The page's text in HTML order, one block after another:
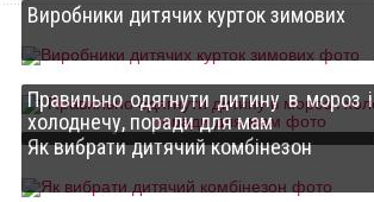
Виробники дитячих курток зимових
Правильно одягнути дитину в мороз і
холоднечу, поради для мам
Як вибрати дитячий комбінезон